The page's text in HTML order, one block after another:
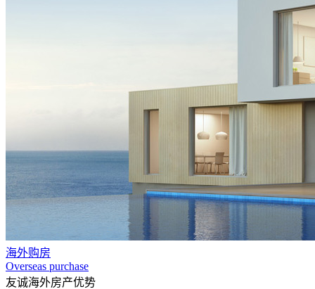
海外购房
Overseas purchase
友诚海外房产优势